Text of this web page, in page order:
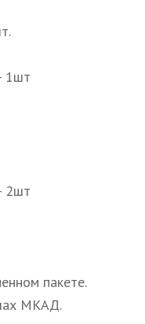
1шт
2шт
пакете.
МКАД.